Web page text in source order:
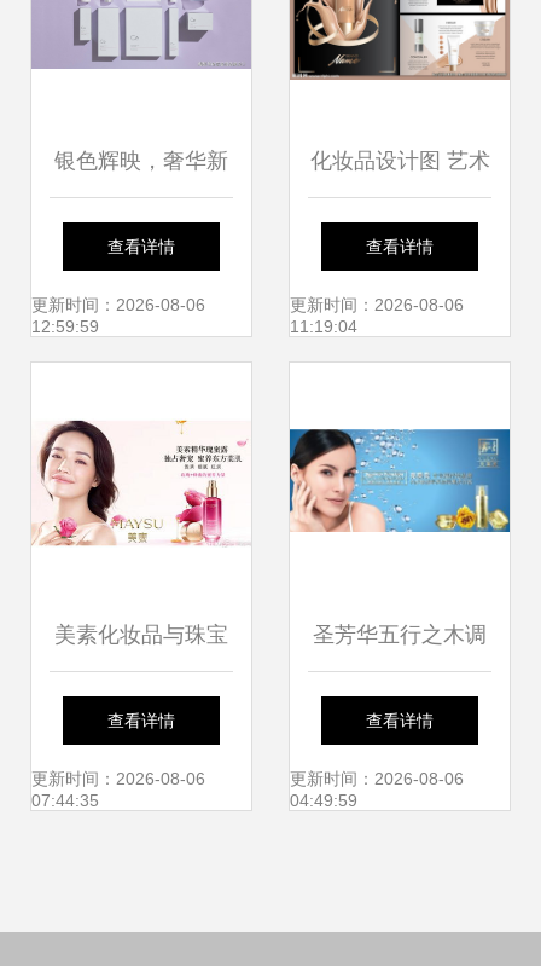
银色辉映，奢华新
生 CELONIA化妆
品包装中的现代美
查看详情
更新时间：2026-08-06
12:59:59
化妆品设计图 艺术
与商业的视觉交响
曲
查看详情
更新时间：2026-08-06
11:19:04
美素化妆品与珠宝
首饰 东西方美学的
完美融合
查看详情
更新时间：2026-08-06
07:44:35
圣芳华五行之木调
养套 天然美白防晒
补水新体验
查看详情
更新时间：2026-08-06
04:49:59